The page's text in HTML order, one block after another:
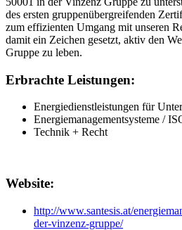
des ersten gruppenübergreifenden
zum effizienten Umgang mit unseren
damit ein Zeichen gesetzt, aktiv den
Gruppe zu leben.
Erbrachte Leistungen:
Energiedienstleistungen für
Energiemanagementsysteme /
Technik + Recht
Website:
http://www.santesis.at/
der-vinzenz-gruppe/